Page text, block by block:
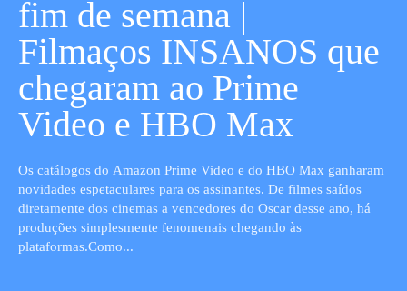
fim de semana |
Filmaços INSANOS que
chegaram ao Prime
Video e HBO Max
Os catálogos do Amazon Prime Video e do HBO Max ganharam
novidades espetaculares para os assinantes. De filmes saídos
diretamente dos cinemas a vencedores do Oscar desse ano, há
produções simplesmente fenomenais chegando às
plataformas.Como...